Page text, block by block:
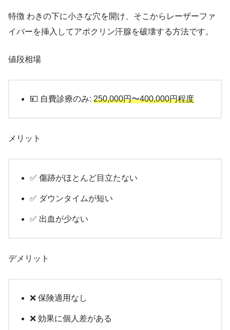
特徴 わきの下に小さな穴を開け、そこからレーザーファ
イバーを挿入してアポクリン汗腺を破壊する方法です。
値段相場
💴 自費診療のみ: 250,000円〜400,000円程度
メリット
✅ 傷跡がほとんど目立たない
✅ ダウンタイムが短い
✅ 出血が少ない
デメリット
❌ 保険適用なし
❌ 効果に個人差がある